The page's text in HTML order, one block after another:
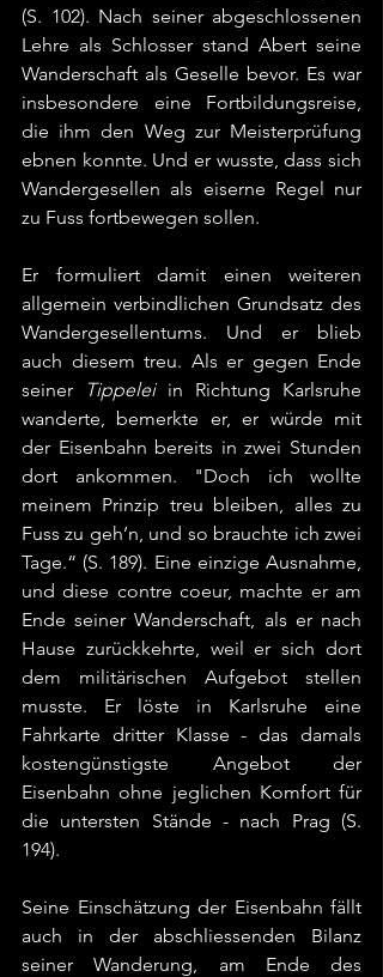
(S. 102). Nach seiner abgeschlossenen
Lehre als Schlosser stand Abert seine
Wanderschaft als Geselle bevor. Es war
insbesondere eine Fortbildungsreise,
die ihm den Weg zur Meisterprüfung
ebnen konnte. Und er wusste, dass sich
Wandergesellen als eiserne Regel nur
zu Fuss fortbewegen sollen.
Er formuliert damit einen weiteren
allgemein verbindlichen Grundsatz des
Wandergesellentums. Und er blieb
auch diesem treu. Als er gegen Ende
seiner
Tippelei in Richtung Karlsruhe
wanderte, bemerkte er, er würde mit
der Eisenbahn bereits in zwei Stunden
dort ankommen. "Doch ich wollte
meinem Prinzip treu bleiben, alles zu
Fuss zu geh’n, und so brauchte ich zwei
Tage.“ (S. 189). Eine einzige Ausnahme,
und diese contre coeur, machte er am
Ende seiner Wanderschaft, als er nach
Hause zurückkehrte, weil er sich dort
dem militärischen Aufgebot stellen
musste. Er löste in Karlsruhe eine
Fahrkarte dritter Klasse - das damals
kostengünstigste Angebot der
Eisenbahn ohne jeglichen Komfort für
die untersten Stände - nach Prag (S.
194).
Seine Einschätzung der Eisenbahn fällt
auch in der abschliessenden Bilanz
seiner Wanderung, am Ende des